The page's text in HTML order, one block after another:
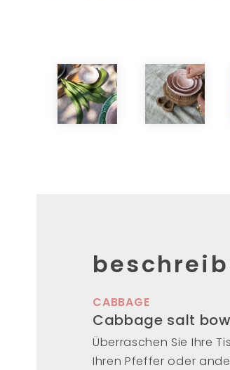
CABBAGE
Cabbage salt
Überraschen Sie Ihre
Ihren Pfeffer oder